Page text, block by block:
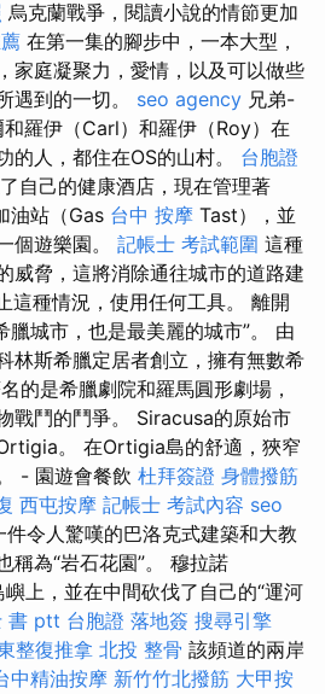
烏克蘭戰爭，閱讀小說的情節更加
在第一集的腳步中，一本大型，
家庭凝聚力，愛情，以及可以做些
遇到的一切。 seo agency 兄弟-
羅伊（Carl）和羅伊（Roy）在
的人，都住在OS的山村。 台胞證
自己的健康酒店，現在管理著
油站（Gas 台中 按摩 Tast），並
個遊樂園。 記帳士 考試範圍 這種
威脅，這將消除通往城市的道路建
這種情況，使用任何工具。 離開
臘城市，也是最美麗的城市”。 由
林斯希臘定居者創立，擁有無數希
的是希臘劇院和羅馬圓形劇場，
戰鬥的鬥爭。 Siracusa的原始市
。 在Ortigia島的舒適，狹窄
- 園遊會餐飲 杜拜簽證 身體撥筋
西屯按摩 記帳士 考試內容 seo
件令人驚嘆的巴洛克式建築和大教
稱為“岩石花園”。 穆拉諾
嶼上，並在中間砍伐了自己的“運河
書 ptt 台胞證 落地簽 搜尋引擎
整復推拿 北投 整骨 該頻道的兩岸
中精油按摩 新竹竹北撥筋 大甲按